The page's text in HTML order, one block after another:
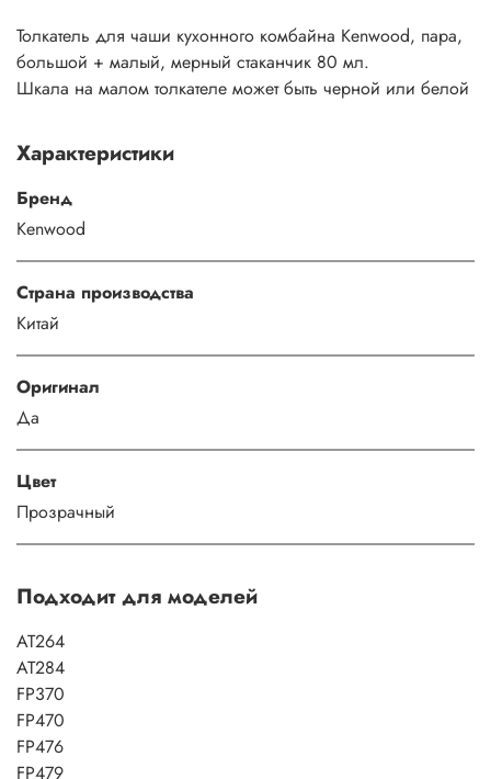
Толкатель для чаши кухонного комбайна Kenwood, пара,
большой + малый, мерный стаканчик 80 мл.
Шкала на малом толкателе может быть черной или белой
Характеристики
Бренд
Kenwood
Страна производства
Китай
Оригинал
Да
Цвет
Прозрачный
Подходит для моделей
AT264
AT284
FP370
FP470
FP476
FP479